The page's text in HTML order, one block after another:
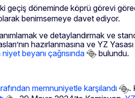
geçiş döneminde köprü görevi
benimsemeye davet ediyor.
ve detaylandırmak ve
hazırlanmasına ve YZ
niyet beyanı çağrısında
bulundu.
memnuniyetle karşılandı
.